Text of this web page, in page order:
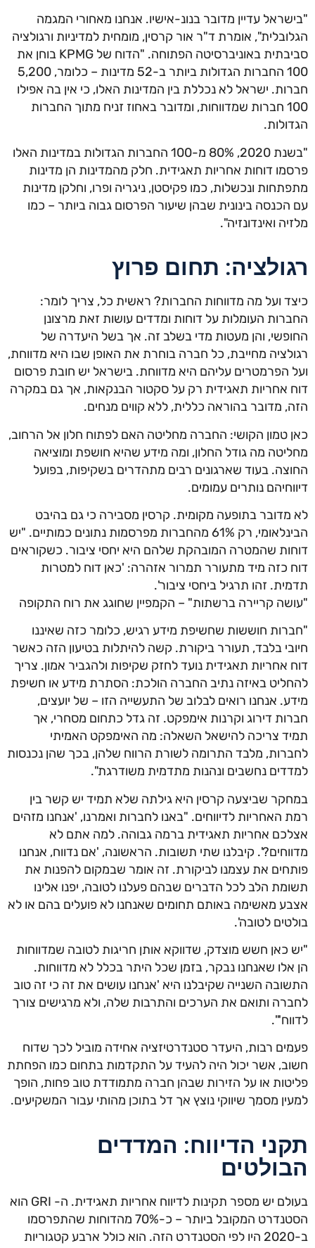
"בישראל עדיין מדובר בנונ-אישיו. אנחנו מאחורי המגמה
הגלובלית", אומרת ד"ר אור קרסין, מומחית למדיניות ורגולציה
סביבתית באוניברסיטה הפתוחה. "הדוח של KPMG בוחן את
100 החברות הגדולות ביותר ב-52 מדינות – כלומר, 5,200
חברות. ישראל לא נכללת בין המדינות האלו, כי אין בה אפילו
100 חברות שמדווחות, ומדובר באחוז זניח מתוך החברות
הגדולות.
"בשנת 2020, 80% מ-100 החברות הגדולות במדינות האלו
פרסמו דוחות אחריות תאגידית. חלק מהמדינות הן מדינות
מתפתחות ונכשלות, כמו פקיסטן, ניגריה ופרו, וחלקן מדינות
עם הכנסה בינונית שבהן שיעור הפרסום גבוה ביותר – כמו
מלזיה ואינדונזיה".
רגולציה: תחום פרוץ
כיצד ועל מה מדווחות החברות? ראשית כל, צריך לומר:
החברות העומלות על דוחות ומדדים עושות זאת מרצונן
החופשי, והן מעטות מדי בשלב זה. אך בשל היעדרה של
רגולציה מחייבת, כל חברה בוחרת את האופן שבו היא מדווחת,
ועל הפרמטרים עליהם היא מדווחת. בישראל יש חובת פרסום
דוח אחריות תאגידית רק על סקטור הבנקאות, אך גם במקרה
הזה, מדובר בהוראה כללית, ללא קווים מנחים.
כאן טמון הקושי: החברה מחליטה האם לפתוח חלון אל הרחוב,
מחליטה מה גודל החלון, ומה מידע שהיא חושפת ומוציאה
החוצה. בעוד שארגונים רבים מתהדרים בשקיפות, בפועל
דיווחיהם נותרים עמומים.
לא מדובר בתופעה מקומית. קרסין מסבירה כי גם בהיבט
הבינלאומי, רק 61% מהחברות מפרסמות נתונים כמותיים. "יש
דוחות שהמטרה המובהקת שלהם היא יחסי ציבור. כשקוראים
דוח כזה מיד מתעורר תמרור אזהרה: 'כאן דוח למטרות
תדמית. זהו תרגיל ביחסי ציבור'.
"עושה קריירה ברשתות" – הקמפיין שחוגג את רוח התקופה
"חברות חוששות שחשיפת מידע רגיש, כלומר כזה שאיננו
חיובי בלבד, תעורר ביקורת. קשה להיתלות בטיעון הזה כאשר
דוח אחריות תאגידית נועד לחזק שקיפות ולהגביר אמון. צריך
להחליט באיזה נתיב החברה הולכת: הסתרת מידע או חשיפת
מידע. אנחנו רואים לבלוב של התעשייה הזו – של יועצים,
חברות דירוג וקרנות אימפקט. זה גדל כתחום מסחרי, אך
תמיד צריכה להישאל השאלה: מה האימפקט האמיתי
לחברות, מלבד התרומה לשורת הרווח שלהן, בכך שהן נכנסות
למדדים נחשבים ונהנות מתדמית משודרגת".
במחקר שביצעה קרסין היא גילתה שלא תמיד יש קשר בין
רמת האחריות לדיווחים. "באנו לחברות ואמרנו, 'אנחנו מזהים
אצלכם אחריות תאגידית ברמה גבוהה. למה אתם לא
מדווחים?'. קיבלנו שתי תשובות. הראשונה, 'אם נדווח, אנחנו
פותחים את עצמנו לביקורת. זה אומר שבמקום להפנות את
תשומת הלב לכל הדברים שבהם פעלנו לטובה, יפנו אלינו
אצבע מאשימה באותם תחומים שאנחנו לא פועלים בהם או לא
בולטים לטובה'.
"יש כאן חשש מוצדק, שדווקא אותן חריגות לטובה שמדווחות
הן אלו שאנחנו נבקר, בזמן שכל היתר בכלל לא מדווחות.
התשובה השנייה שקיבלנו היא 'אנחנו עושים את זה כי זה טוב
לחברה ותואם את הערכים והתרבות שלה, ולא מרגישים צורך
לדווח'".
פעמים רבות, היעדר סטנדרטיזציה אחידה מוביל לכך שדוח
חשוב, אשר יכול היה להעיד על התקדמות בתחום כמו הפחתת
פליטות או על הזירות שבהן חברה מתמודדת טוב פחות, הופך
למעין מסמך שיווקי נוצץ אך דל בתוכן מהותי עבור המשקיעים.
תקני הדיווח: המדדים
הבולטים
בעולם יש מספר תקינות לדיווח אחריות תאגידית. ה- GRI הוא
הסטנדרט המקובל ביותר – כ-70% מהדוחות שהתפרסמו
ב-2020 היו לפי הסטנדרט הזה. הוא כולל ארבע קטגוריות